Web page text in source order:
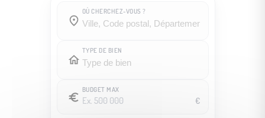
OÙ CHERCHEZ-VOUS ?
Où cherchez-vous ?
Où cherchez-vous ?
TYPE DE BIEN
BUDGET MAX
€